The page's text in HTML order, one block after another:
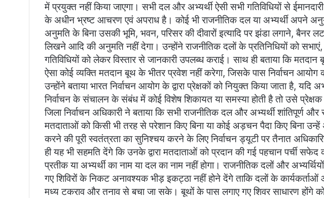
में प्रयुक्त नहीं किया जाएगा। सभी दल और अभ्यर्थी ऐसी सभी गतिविधियों से
के अधीन भ्रष्ट आचरण एवं अपराध है। कोई भी राजनीतिक दल या अभ्यर्थी अपने
अनुमति के बिना उसकी भूमि, भवन, परिसर की दीवारों इत्यादि पर झंडा लगाने, बैनर
लिखने आदि की अनुमति नहीं देगा। उन्होंने राजनीतिक दलों के प्रतिनिधियों को
गतिविधियों को लेकर विस्तार से जानकारी उपलब्ध कराई। साथ ही बताया कि
ऐसा कोई व्यक्ति मतदान बूथ के भीतर प्रवेश नहीं करेगा, जिसके पास निर्वाचन आयोग
उन्होंने बताया भारत निर्वाचन आयोग के द्वारा प्रेक्षकों को नियुक्त किया जाता है, यदि
निर्वाचन के संचालन के संबंध में कोई विशेष शिकायत या समस्या होती है तो उसे
जिला निर्वाचन अधिकारी ने बताया कि सभी राजनीतिक दल और अभ्यर्थी शांतिपूर्ण
मतदाताओं को किसी भी तरह से परेशान किए बिना या कोई अड़चन पैदा किए बिना
करने की पूरी स्वतंत्रता का सुनिश्चय करने के लिए निर्वाचन ड्यूटी पर तैनात
ही यह भी सहमति देंगे कि उनके द्वारा मतदाताओं को प्रदान की गई पहचान पर्ची
प्रतीक या अभ्यर्थी का नाम या दल का नाम नहीं होगा। राजनीतिक दलों और
गए शिविरों के निकट अनावश्यक भीड़ इकट्ठा नहीं होने देंगे ताकि दलों के
मध्य टकराव और तनाव से बचा जा सके। बूथों के पास लगाए गए शिवर साधारण होंगे